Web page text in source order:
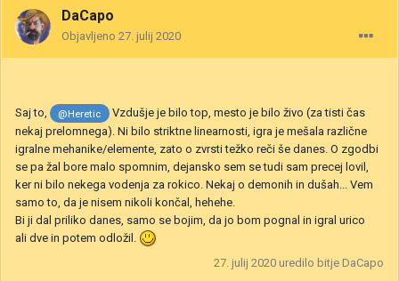
DaCapo
Objavljeno 27. julij 2020
Saj to, @Heretic
Vzdušje je bilo top, mesto je bilo živo (za tisti čas
nekaj prelomnega). Ni bilo striktne linearnosti, igra je mešala različne
igralne mehanike/elemente, zato o zvrsti težko reči še danes. O zgodbi
se pa žal bore malo spomnim, dejansko sem se tudi sam precej lovil,
ker ni bilo nekega vodenja za rokico. Nekaj o demonih in dušah... Vem
samo to, da je nisem nikoli končal, hehehe.
Bi ji dal priliko danes, samo se bojim, da jo bom pognal in igral urico
ali dve in potem odložil.
27. julij 2020 uredilo bitje DaCapo